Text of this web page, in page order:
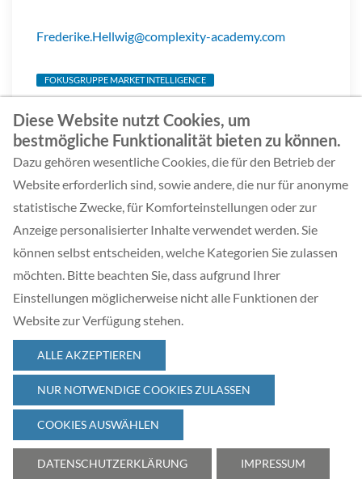
Frederike.Hellwig@complexity-academy.com
FOKUSGRUPPE MARKET INTELLIGENCE
© 2026 Complexity Management Academy GmbH
Cookie Optionen•AGB•Datenschutz
Diese Website nutzt Cookies, um
bestmögliche Funktionalität bieten zu können.
Dazu gehören wesentliche Cookies, die für den Betrieb der
Website erforderlich sind, sowie andere, die nur für anonyme
statistische Zwecke, für Komforteinstellungen oder zur
Anzeige personalisierter Inhalte verwendet werden. Sie
können selbst entscheiden, welche Kategorien Sie zulassen
möchten. Bitte beachten Sie, dass aufgrund Ihrer
Einstellungen möglicherweise nicht alle Funktionen der
Website zur Verfügung stehen.
ALLE AKZEPTIEREN
NUR NOTWENDIGE COOKIES ZULASSEN
COOKIES AUSWÄHLEN
DATENSCHUTZERKLÄRUNG IMPRESSUM